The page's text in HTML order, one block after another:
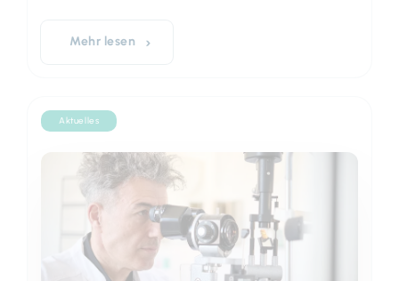
Mehr lesen
Aktuelles